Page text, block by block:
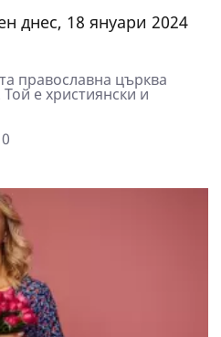
днес, 18 януари 2024
православна църква
е християнски и
0